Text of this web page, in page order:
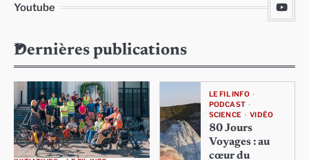
Youtube
Dernières publications
LE FIL INFO
PODCAST
SCIENCE
VIDÉO
80 Jours
Voyages : au
cœur du